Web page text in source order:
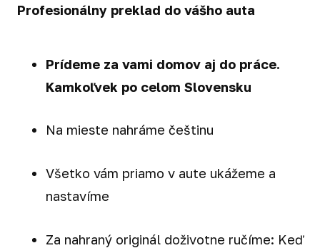
Profesionálny preklad do vášho auta
Prídeme za vami domov aj do práce.
Kamkoľvek po celom Slovensku
Na mieste nahráme češtinu
Všetko vám priamo v aute ukážeme a
nastavíme
Za nahraný originál doživotne ručíme: Keď